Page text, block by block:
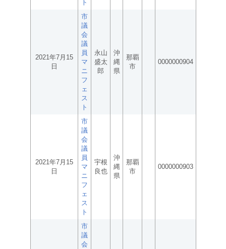
ト
2021年7月15
日
市
議
会
議
員
マ
ニ
フ
ェ
ス
ト
永山
盛太
郎
沖
縄
県
那覇
市
0000000904
2021年7月15
日
市
議
会
議
員
マ
ニ
フ
ェ
ス
ト
宇根
良也
沖
縄
県
那覇
市
0000000903
市
議
会